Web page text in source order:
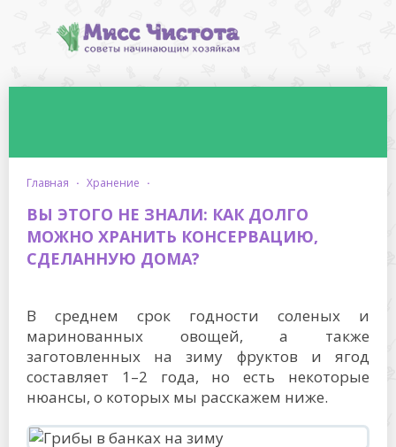
главная · хранение ·
ВЫ ЭТОГО НЕ ЗНАЛИ: КАК ДОЛГО
МОЖНО ХРАНИТЬ КОНСЕРВАЦИЮ,
СДЕЛАННУЮ ДОМА?
В среднем срок годности соленых и
маринованных овощей, а также
заготовленных на зиму фруктов и ягод
составляет 1–2 года, но есть некоторые
нюансы, о которых мы расскажем ниже.